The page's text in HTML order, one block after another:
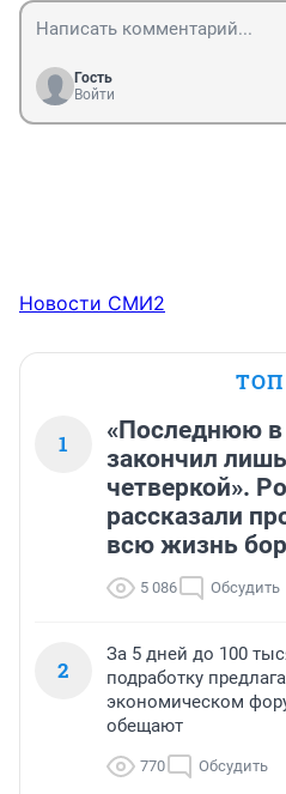
Гость
Войти
Новости СМИ2
ТОП
1
«Последнюю в
закончил
четверкой».
рассказали
всю жизнь
5 086 Обсудить
2
За 5 дней до 100
подработку
экономическом
обещают
770 Обсудить